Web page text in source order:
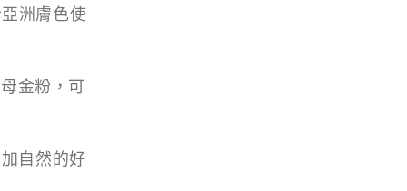
洲膚色使
金粉，可
自然的好